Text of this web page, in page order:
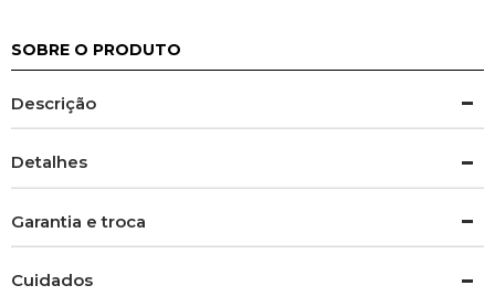
SOBRE O PRODUTO
Descrição
Detalhes
Garantia e troca
Cuidados